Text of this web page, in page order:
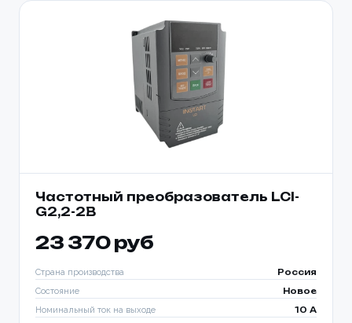
Частотный преобразователь LCI-
G2,2-2B
23 370 руб
Страна производства Россия
Состояние Новое
Номинальный ток на выходе 10 A
Ваше имя *
Телефон *
Ваше имя *
Телефон *